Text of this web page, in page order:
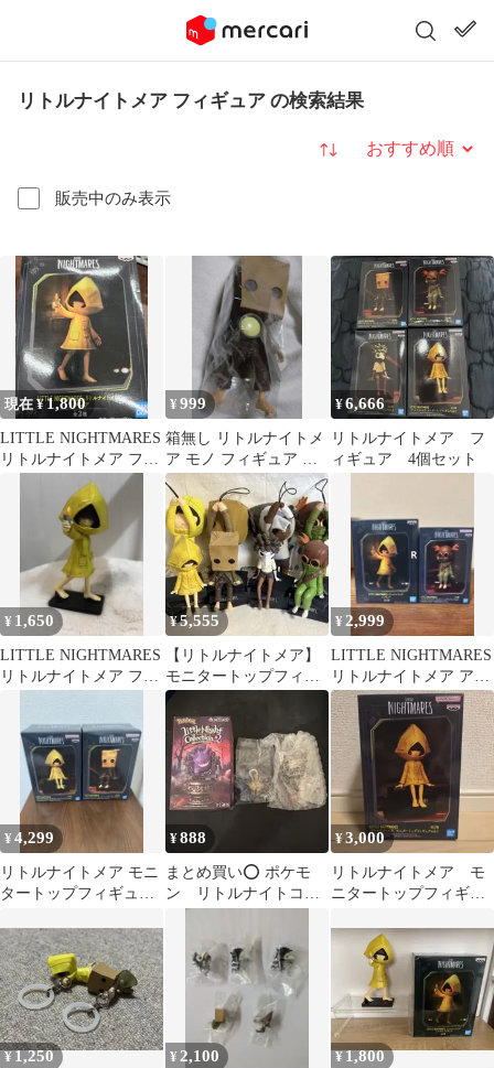
リトルナイトメア フィギュア の検索結果
販売中のみ表示
並び替え
現在 ¥1,800
LITTLE NIGHTMARES
リトルナイトメア フィ
ギュア 未開封
¥999
箱無し リトルナイトメ
ア モノ フィギュア ア
ミューズメント景品
¥6,666
リトルナイトメア フ
ィギュア 4個セット
¥ 1,650
LITTLE NIGHTMARES
リトルナイトメア フィ
¥5,555
【リトルナイトメア】
モニタートップフィギ
ュア・ぐらぶらりんぬ
いぐるみ/8点セット
¥ 2,999
LITTLE NIGHTMARES
リトルナイトメア アロ
ーン シックス
¥4,299
リトルナイトメア モニ
タートップフィギュ
体セット
¥888
まとめ買い⭕️ ポケモ
ン リトルナイトコレ
クション2 ヌケニン
¥3,000
リトルナイトメア モ
ニタートップフィギュ
¥1,250 ¥ 2,100 ¥1,800